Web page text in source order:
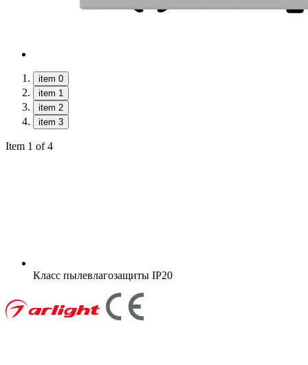
item 0
item 1
item 2
item 3
Item 1 of 4
Класс пылевлагозащиты IP20